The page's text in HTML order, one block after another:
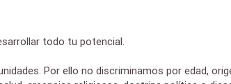
todo tu potencial.
Por ello no discriminamos por edad,